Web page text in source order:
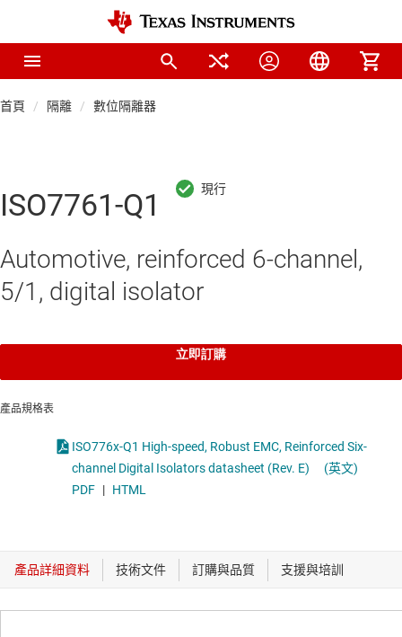
首頁 隔離 數位隔離器
ISO7761-Q1
Automotive, reinforced 6-channel,
5/1, digital isolator
立即訂購
產品規格表
ISO776x-Q1 High-speed, Robust EMC, Reinforced Six-
channel Digital Isolators datasheet (Rev. E)
(英文)
PDF | HTML